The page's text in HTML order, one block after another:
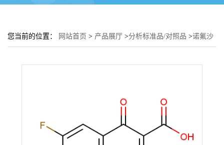
您当前的位置： 网站首页 > 产品展厅 >分析标准品/对照品 >诺氟沙